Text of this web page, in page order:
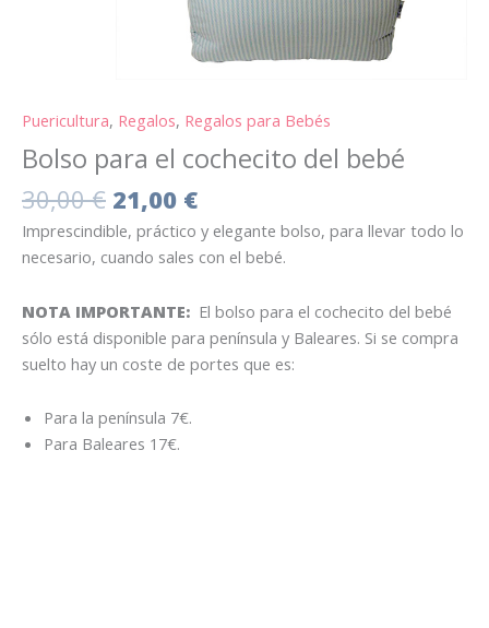
Puericultura, Regalos, Regalos para Bebés
Bolso para el cochecito del bebé
30,00€ 21,00 €
Imprescindible, práctico y elegante bolso, para llevar todo lo
necesario, cuando sales con el bebé.
NOTA IMPORTANTE: El bolso para el cochecito del bebé
sólo está disponible para península y Baleares. Si se compra
suelto hay un coste de portes que es:
Para la península 7€.
Para Baleares 17€.